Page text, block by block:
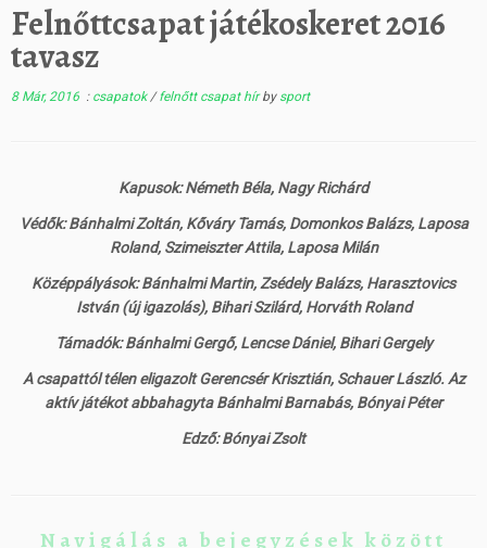
Felnőttcsapat játékoskeret 2016
tavasz
8 Már, 2016 : csapatok/felnőtt csapat hírby sport
Kapusok: Németh Béla, Nagy Richárd
Védők: Bánhalmi Zoltán, Kőváry Tamás, Domonkos Balázs, Laposa
Roland, Szimeiszter Attila, Laposa Milán
Középpályások: Bánhalmi Martin, Zsédely Balázs, Harasztovics
István (új igazolás), Bihari Szilárd, Horváth Roland
Támadók: Bánhalmi Gergő, Lencse Dániel, Bihari Gergely
A csapattól télen eligazolt Gerencsér Krisztián, Schauer László. Az
aktív játékot abbahagyta Bánhalmi Barnabás, Bónyai Péter
Edző: Bónyai Zsolt
Navigálás a bejegyzések között